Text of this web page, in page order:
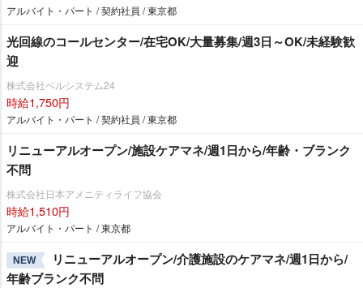
アルバイト・パート / 契約社員 / 東京都
光回線のコールセンター/在宅OK/大量募集/週3日～OK/未経験歓
迎
株式会社ベルシステム24
時給1,750円
アルバイト・パート / 契約社員 / 東京都
リニューアルオープン/施設ケアマネ/週1日から/年齢・ブランク
不問
株式会社日本アメニティライフ協会
時給1,510円
アルバイト・パート / 東京都
NEW
リニューアルオープン/介護施設のケアマネ/週1日から/
年齢ブランク不問